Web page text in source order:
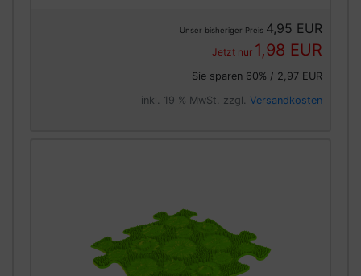
Unser bisheriger Preis 4,95 EUR
Jetzt nur 1,98 EUR
Sie sparen 60% / 2,97 EUR
inkl. 19 % MwSt. zzgl. Versandkosten